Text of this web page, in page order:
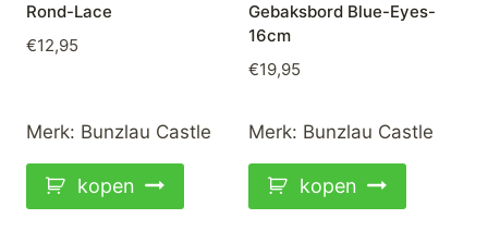
Rond-Lace
€12,95
Merk: Bunzlau Castle
kopen
Gebaksbord Blue-Eyes-
16cm
€19,95
Merk: Bunzlau Castle
kopen